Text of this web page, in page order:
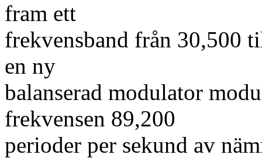
fram ett
frekvensband från 30,500
en ny
balanserad modulator
frekvensen 89,200
perioder per sekund av